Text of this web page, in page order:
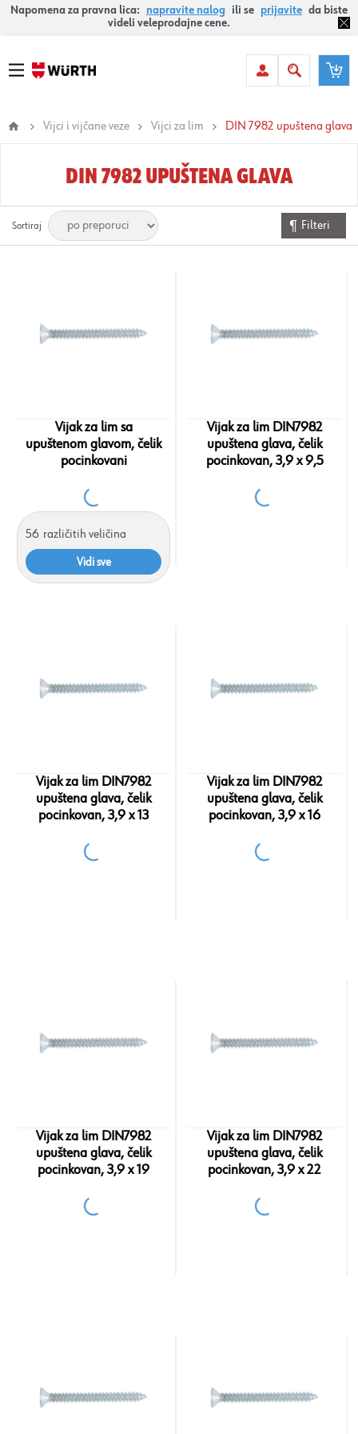
Napomena za pravna lica: napravite nalog ili se prijavite da biste
videli veleprodajne cene.
Vijci i vijčane veze Vijci za lim DIN 7982 upuštena glava
DIN 7982 UPUŠTENA GLAVA
Sortiraj Filteri
Vijak za lim sa
upuštenom glavom, čelik
pocinkovani
56 različitih veličina
Vidi sve
Vijak za lim DIN7982
upuštena glava, čelik
pocinkovan, 3,9 x 9,5
Vijak za lim DIN7982
upuštena glava, čelik
pocinkovan, 3,9 x 13
Vijak za lim DIN7982
upuštena glava, čelik
pocinkovan, 3,9 x 16
Vijak za lim DIN7982
upuštena glava, čelik
pocinkovan, 3,9 x 19
Vijak za lim DIN7982
upuštena glava, čelik
pocinkovan, 3,9 x 22